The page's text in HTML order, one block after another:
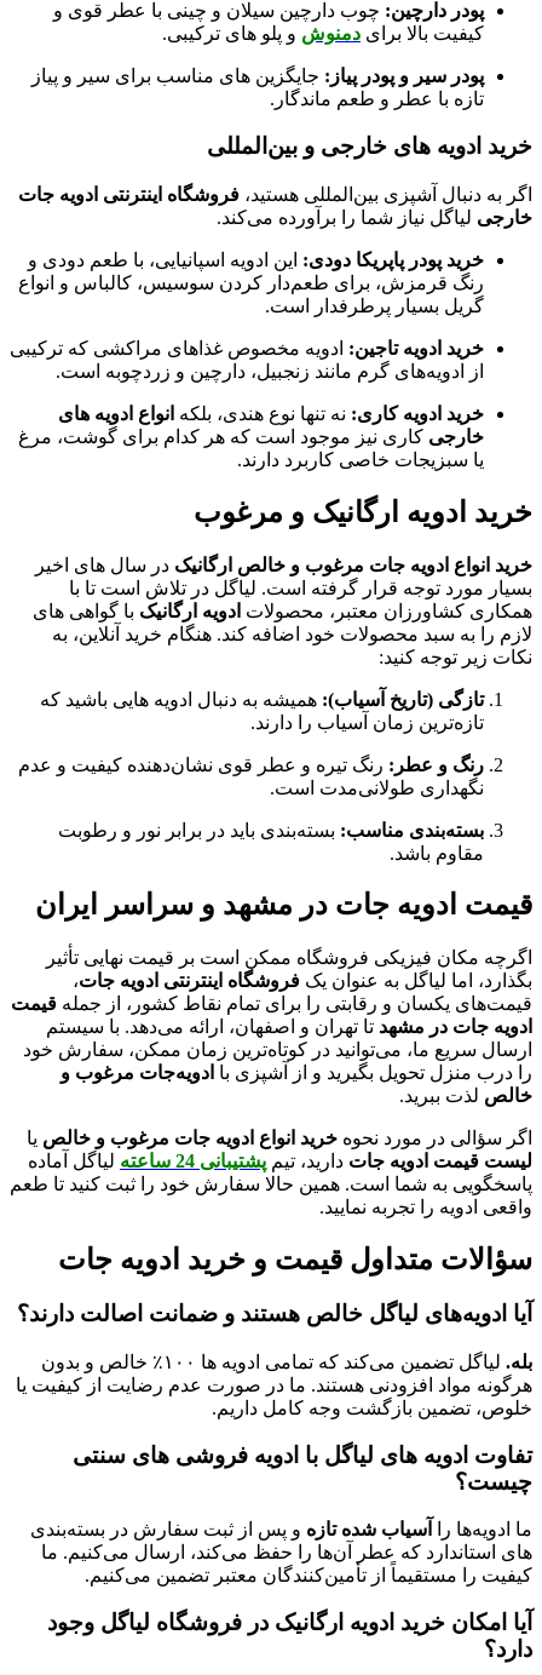
پودر دارچین: چوب دارچین سیلان و چینی با عطر قوی و
کیفیت بالا برای دمنوش و پلو های ترکیبی.
پودر سیر و پودر پیاز: جایگزین‌ های مناسب برای سیر و پیاز
تازه با عطر و طعم ماندگار.
خرید ادویه های خارجی و بین‌المللی
اگر به دنبال آشپزی بین‌المللی هستید، فروشگاه اینترنتی ادویه جات
خارجی لیاگل نیاز شما را برآورده می‌کند.
خرید پودر پاپریکا دودی: این ادویه اسپانیایی، با طعم دودی و
رنگ قرمزش، برای طعم‌دار کردن سوسیس، کالباس و انواع
گریل بسیار پرطرفدار است.
خرید ادویه تاجین: ادویه مخصوص غذاهای مراکشی که ترکیبی
از ادویه‌های گرم مانند زنجبیل، دارچین و زردچوبه است.
خرید ادویه کاری: نه تنها نوع هندی، بلکه انواع ادویه های
خارجی کاری نیز موجود است که هر کدام برای گوشت، مرغ
یا سبزیجات خاصی کاربرد دارند.
خرید ادویه ارگانیک و مرغوب
خرید انواع ادویه جات مرغوب و خالص ارگانیک در سال‌ های اخیر
بسیار مورد توجه قرار گرفته است. لیاگل در تلاش است تا با
همکاری کشاورزان معتبر، محصولات ادویه ارگانیک با گواهی‌ های
لازم را به سبد محصولات خود اضافه کند. هنگام خرید آنلاین، به
نکات زیر توجه کنید:
تازگی (تاریخ آسیاب): همیشه به دنبال ادویه‌ هایی باشید که
تازه‌ترین زمان آسیاب را دارند.
رنگ و عطر: رنگ تیره و عطر قوی نشان‌دهنده کیفیت و عدم
نگهداری طولانی‌مدت است.
بسته‌بندی مناسب: بسته‌بندی باید در برابر نور و رطوبت
مقاوم باشد.
قیمت ادویه جات در مشهد و سراسر ایران
اگرچه مکان فیزیکی فروشگاه ممکن است بر قیمت نهایی تأثیر
بگذارد، اما لیاگل به عنوان یک فروشگاه اینترنتی ادویه جات،
قیمت‌های یکسان و رقابتی را برای تمام نقاط کشور، از جمله قیمت
ادویه جات در مشهد تا تهران و اصفهان، ارائه می‌دهد. با سیستم
ارسال سریع ما، می‌توانید در کوتاه‌ترین زمان ممکن، سفارش خود
را درب منزل تحویل بگیرید و از آشپزی با ادویه‌جات مرغوب و
خالص لذت ببرید.
اگر سؤالی در مورد نحوه خرید انواع ادویه جات مرغوب و خالص یا
لیست قیمت ادویه جات دارید، تیم پشتیبانی 24 ساعته
لیاگل آماده
پاسخگویی به شما است. همین حالا سفارش خود را ثبت کنید تا طعم
واقعی ادویه را تجربه نمایید.
سؤالات متداول قیمت و خرید ادویه‌ جات
آیا ادویه‌های لیاگل خالص هستند و ضمانت اصالت دارند؟
بله.
لیاگل تضمین می‌کند که تمامی ادویه‌ ها ۱۰۰٪ خالص و بدون
هرگونه مواد افزودنی هستند. ما در صورت عدم رضایت از کیفیت یا
خلوص، تضمین بازگشت وجه کامل داریم.
تفاوت ادویه‌ های لیاگل با ادویه فروشی‌ های سنتی
چیست؟
ما ادویه‌ها را آسیاب شده تازه و پس از ثبت سفارش در بسته‌بندی‌
های استاندارد که عطر آن‌ها را حفظ می‌کند، ارسال می‌کنیم. ما
کیفیت را مستقیماً از تأمین‌کنندگان معتبر تضمین می‌کنیم.
آیا امکان خرید ادویه ارگانیک در فروشگاه لیاگل وجود
دارد؟